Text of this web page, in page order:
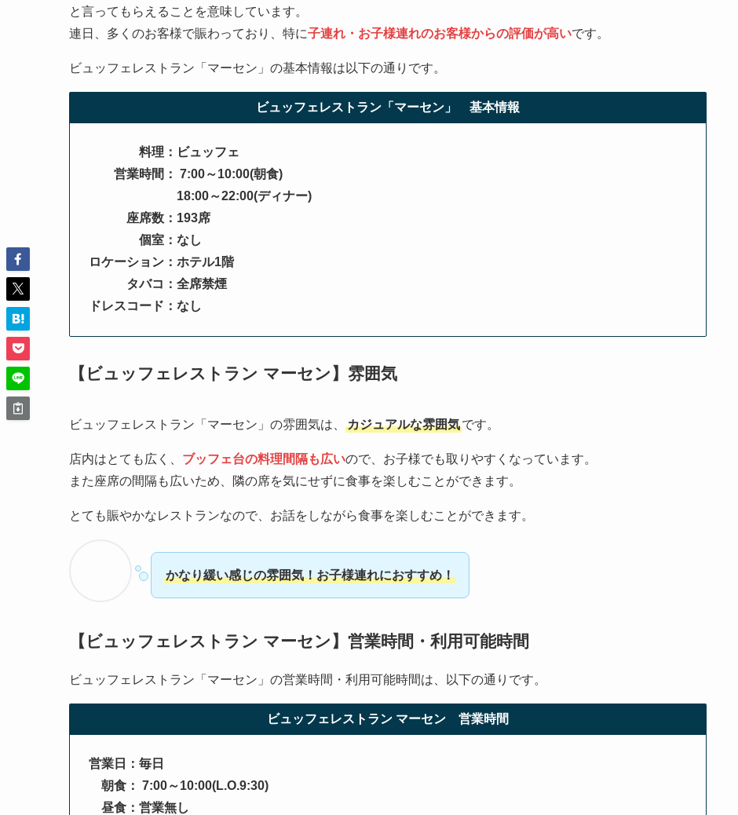
と言ってもらえることを意味しています。
連日、多くのお客様で賑わっており、特に子連れ・お子様連れのお客様からの評価が高いです。
ビュッフェレストラン「マーセン」の基本情報は以下の通りです。
ビュッフェレストラン「マーセン」 基本情報
料理：ビュッフェ
営業時間： 7:00～10:00(朝食)
18:00～22:00(ディナー)
座席数：193席
個室：なし
ロケーション：ホテル1階
タバコ：全席禁煙
ドレスコード：なし
【ビュッフェレストラン マーセン】雰囲気
ビュッフェレストラン「マーセン」の雰囲気は、 カジュアルな雰囲気です。
店内はとても広く、 ブッフェ台の料理間隔も広いので、お子様でも取りやすくなっています。
また座席の間隔も広いため、隣の席を気にせずに食事を楽しむことができます。
とても賑やかなレストランなので、お話をしながら食事を楽しむことができます。
かなり緩い感じの雰囲気！お子様連れにおすすめ！
【ビュッフェレストラン マーセン】営業時間・利用可能時間
ビュッフェレストラン「マーセン」の営業時間・利用可能時間は、以下の通りです。
ビュッフェレストラン マーセン 営業時間
営業日：毎日
朝食： 7:00～10:00(L.O.9:30)
昼食：営業無し